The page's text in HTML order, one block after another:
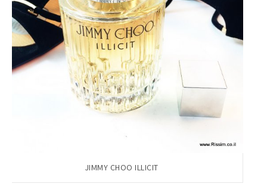
JIMMY CHOO ILLICIT